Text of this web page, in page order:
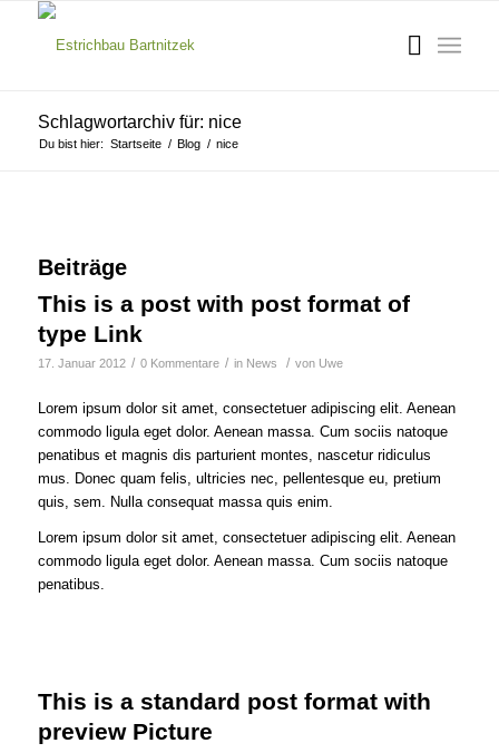
Schlagwortarchiv für: nice
Du bist hier: Startseite / Blog / nice
Beiträge
This is a post with post format of
type Link
17. Januar 2012 / 0 Kommentare / in News / von Uwe
Lorem ipsum dolor sit amet, consectetuer adipiscing elit. Aenean
commodo ligula eget dolor. Aenean massa. Cum sociis natoque
penatibus et magnis dis parturient montes, nascetur ridiculus
mus. Donec quam felis, ultricies nec, pellentesque eu, pretium
quis, sem. Nulla consequat massa quis enim.
Lorem ipsum dolor sit amet, consectetuer adipiscing elit. Aenean
commodo ligula eget dolor. Aenean massa. Cum sociis natoque
penatibus.
This is a standard post format with
preview Picture